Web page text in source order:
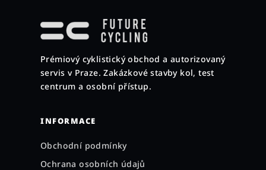
Prémiový cyklistický obchod a autorizovaný
servis v Praze. Zakázkové stavby kol, test
centrum a osobní přístup.
INFORMACE
Obchodní podmínky
Ochrana osobních údajů